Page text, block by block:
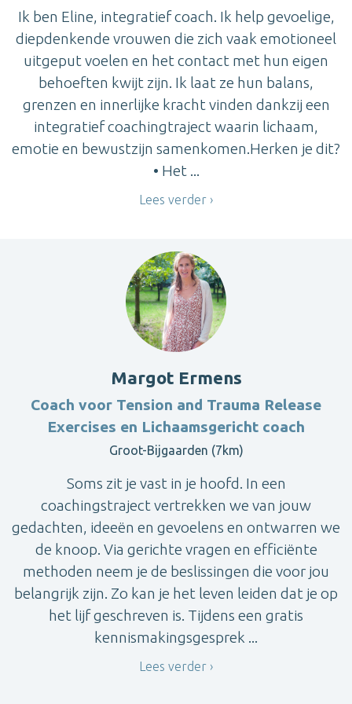
Ik ben Eline, integratief coach. Ik help gevoelige,
diepdenkende vrouwen die zich vaak emotioneel
uitgeput voelen en het contact met hun eigen
behoeften kwijt zijn. Ik laat ze hun balans,
grenzen en innerlijke kracht vinden dankzij een
integratief coachingtraject waarin lichaam,
emotie en bewustzijn samenkomen.Herken je dit?
• Het ...
Lees verder
Margot Ermens
Coach voor Tension and Trauma Release
Exercises en Lichaamsgericht coach
Groot-Bijgaarden (7km)
Soms zit je vast in je hoofd. In een
coachingstraject vertrekken we van jouw
gedachten, ideeën en gevoelens en ontwarren we
de knoop. Via gerichte vragen en efficiënte
methoden neem je de beslissingen die voor jou
belangrijk zijn. Zo kan je het leven leiden dat je op
het lijf geschreven is. Tijdens een gratis
kennismakingsgesprek ...
Lees verder